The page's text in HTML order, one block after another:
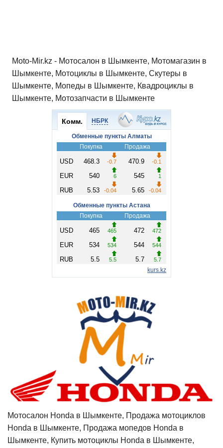
Moto-Mir.kz - Мотосалон в Шымкенте, Мотомагазин в
Шымкенте, Мотоциклы в Шымкенте, Скутеры в
Шымкенте, Мопеды в Шымкенте, Квадроциклы в
Шымкенте, Мотозапчасти в Шымкенте
Мотосалон Honda в Шымкенте, Продажа мотоциклов
Honda в Шымкенте, Продажа мопедов Honda в
Шымкенте, Купить мотоциклы Honda в Шымкенте,